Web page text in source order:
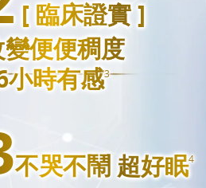
[ 臨床證實 ]
便便稠度
小時有感3
不哭不鬧 超好眠4
[ 臨床證實 ]
便便稠度
小時有感3
不哭不鬧 超好眠4